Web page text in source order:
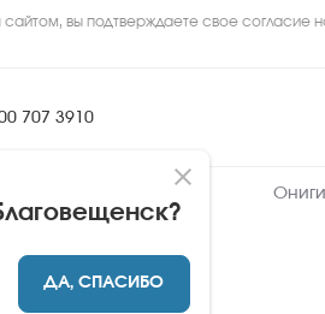
сайтом, вы подтверждаете свое согласие
?
ДА, СПАСИБО
707 3910